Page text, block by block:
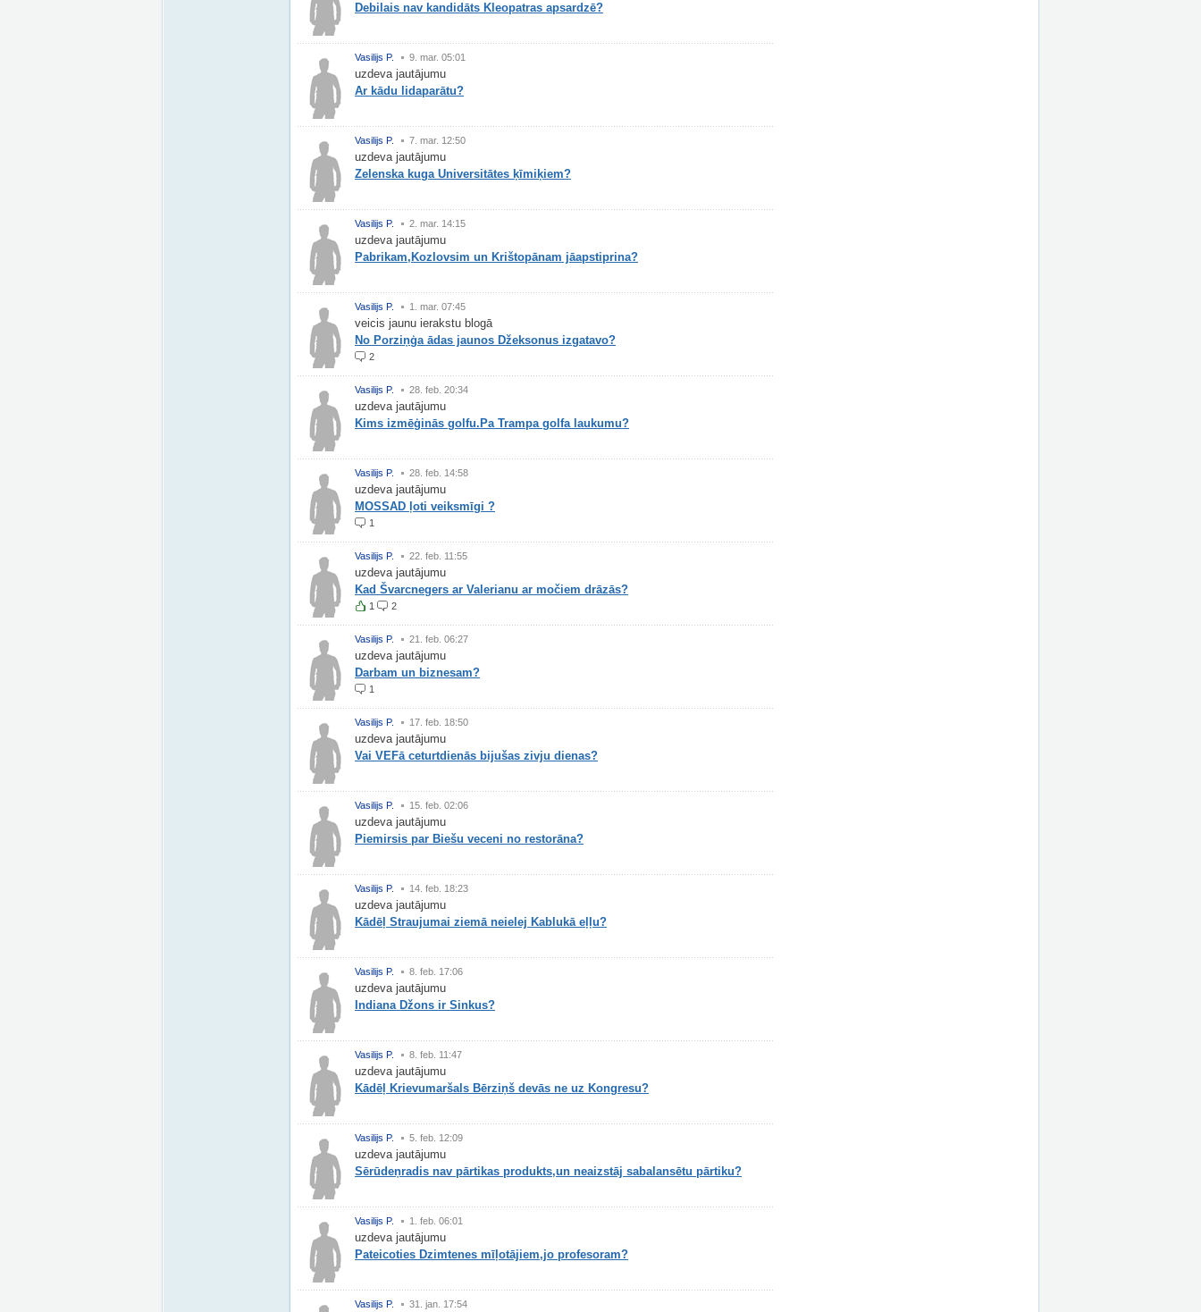
Debilais nav kandidāts Kleopatras apsardzē?
Vasilijs P. 9. mar. 05:01
uzdeva jautājumu
Ar kādu lidaparātu?
Vasilijs P. 7. mar. 12:50
uzdeva jautājumu
Zelenska kuga Universitātes ķīmiķiem?
Vasilijs P. 2. mar. 14:15
uzdeva jautājumu
Pabrikam,Kozlovsim un Krištopānam jāapstiprina?
Vasilijs P. 1. mar. 07:45
veicis jaunu ierakstu blogā
No Porziņģa ādas jaunos Džeksonus izgatavo?
2
Vasilijs P. 28. feb. 20:34
uzdeva jautājumu
Kims izmēģinās golfu.Pa Trampa golfa laukumu?
Vasilijs P. 28. feb. 14:58
uzdeva jautājumu
MOSSAD ļoti veiksmīgi ?
1
Vasilijs P. 22. feb. 11:55
uzdeva jautājumu
Kad Švarcnegers ar Valerianu ar močiem drāzās?
1 2
Vasilijs P. 21. feb. 06:27
uzdeva jautājumu
Darbam un biznesam?
1
Vasilijs P. 17. feb. 18:50
uzdeva jautājumu
Vai VEFā ceturtdienās bijušas zivju dienas?
Vasilijs P. 15. feb. 02:06
uzdeva jautājumu
Piemirsis par Biešu veceni no restorāna?
Vasilijs P. 14. feb. 18:23
uzdeva jautājumu
Kādēļ Straujumai ziemā neielej Kablukā eļļu?
Vasilijs P. 8. feb. 17:06
uzdeva jautājumu
Indiana Džons ir Sinkus?
Vasilijs P. 8. feb. 11:47
uzdeva jautājumu
Kādēļ Krievumaršals Bērziņš devās ne uz Kongresu?
Vasilijs P. 5. feb. 12:09
uzdeva jautājumu
Sērūdeņradis nav pārtikas produkts,un neaizstāj sabalansētu pārtiku?
Vasilijs P. 1. feb. 06:01
uzdeva jautājumu
Pateicoties Dzimtenes mīļotājiem,jo profesoram?
Vasilijs P. 31. jan. 17:54